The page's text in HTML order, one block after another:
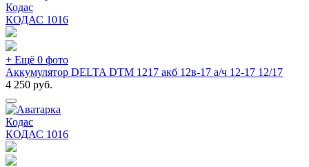
Кодас
КОДАС 1016
+ Ещё 0 фото
Аккумулятор DELTA DTM 1217 акб 12в-17 а/ч 12-17 12/17
4 250 руб.
Кодас
КОДАС 1016